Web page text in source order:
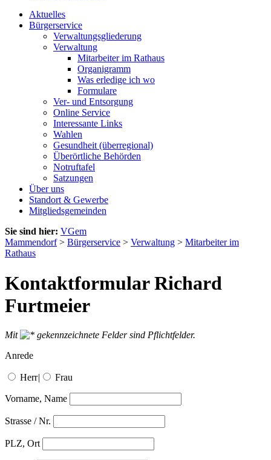
Aktuelles
Bürgerservice
Verwaltungsgliederung
Verwaltung
Mitarbeiter im Rathaus
Organigramm
Was erledige ich wo
Formulare
Ver- und Entsorgung
Online Service
Interessante Links
Wahlen
Gesundheit (überregional)
Überörtliche Behörden
Notruftafel
Satzungen
Über uns
Standort & Gewerbe
Mitgliedsgemeinden
Sie sind hier: VGem
Mammendorf> Bürgerservice > Verwaltung > Mitarbeiter im
Rathaus
Kontaktformular Richard
Furtmeier
Mit
gekennzeichnete Felder sind Pflichtfelder.
Anrede
Herr| Frau
Vorname, Name
Strasse / Nr.
PLZ, Ort